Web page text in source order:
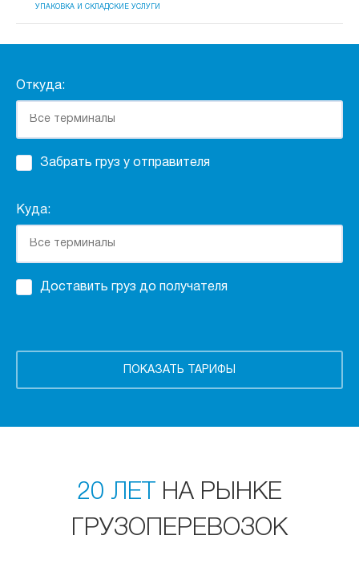
УПАКОВКА И СКЛАДСКИЕ УСЛУГИ
Откуда:
Забрать груз у отправителя
Куда:
Доставить груз до получателя
20 ЛЕТ
НА РЫНКЕ
ГРУЗОПЕРЕВОЗОК